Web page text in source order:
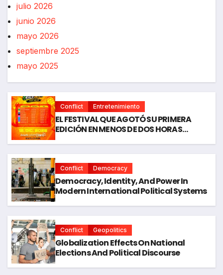
julio 2026
junio 2026
mayo 2026
septiembre 2025
mayo 2025
Conflict Entretenimiento
EL FESTIVAL QUE AGOTÓ SU PRIMERA
EDICIÓN EN MENOS DE DOS HORAS
Conflict Democracy
Democracy, Identity, And Power In
Modern International Political Systems
Conflict Geopolitics
Globalization Effects On National
Elections And Political Discourse